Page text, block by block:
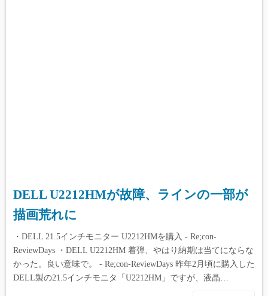
DELL U2212HMが故障、ラインの一部が
描画荒れに
・DELL 21.5インチモニター U2212HMを購入 - Re;con-
ReviewDays ・DELL U2212HM 着弾、やはり納期は当てにならな
かった。良い意味で。 - Re;con-ReviewDays 昨年2月頃に購入した
DELL製の21.5インチモニタ「U2212HM」ですが、液晶…